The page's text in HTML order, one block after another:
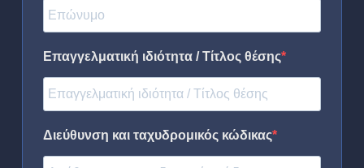
Επαγγελματική ιδιότητα / Τίτλος θέσης
Διεύθυνση και ταχυδρομικός κώδικας